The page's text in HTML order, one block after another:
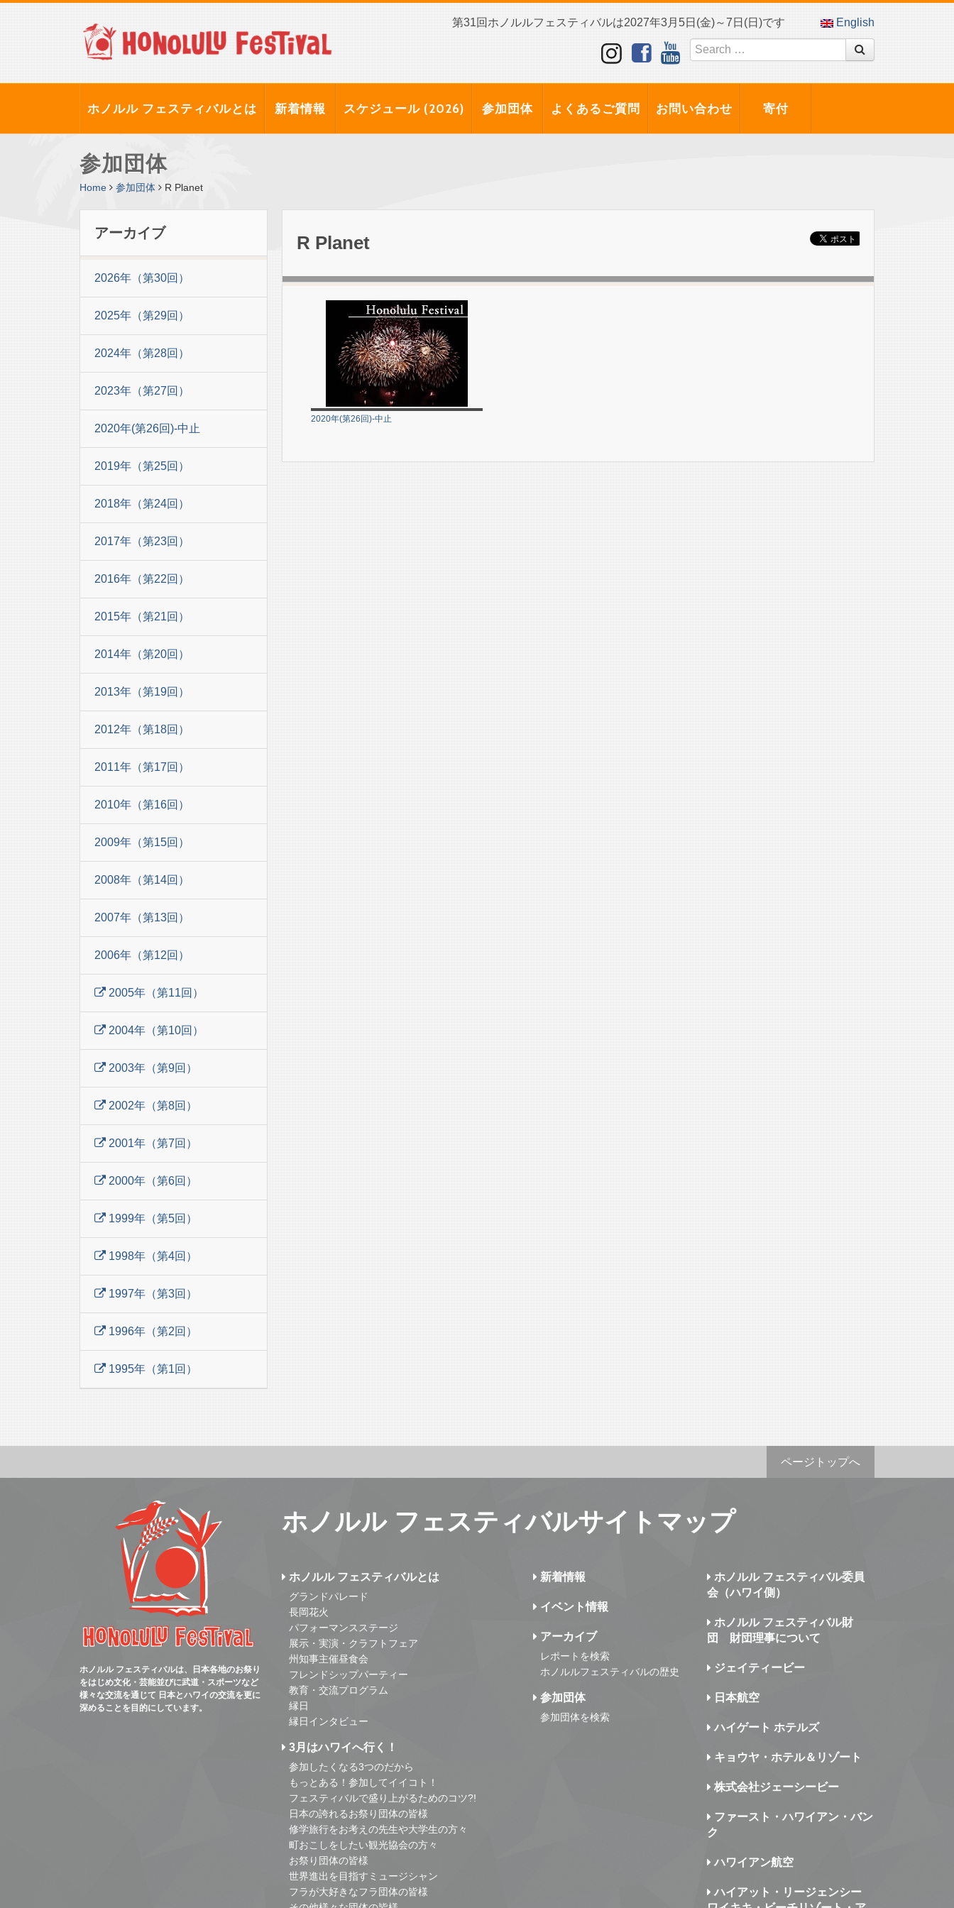
第31回ホノルルフェスティバルは2027年3月5日(金)～7日(日)です English
ホノルル フェスティバルとは 新着情報 スケジュール (2026) 参加団体 よくあるご質問 お問い合わせ 寄付
参加団体
Home 参加団体 R Planet
アーカイブ
2026年（第30回）
2025年（第29回）
2024年（第28回）
2023年（第27回）
2020年(第26回)-中止
2019年（第25回）
2018年（第24回）
2017年（第23回）
2016年（第22回）
2015年（第21回）
2014年（第20回）
2013年（第19回）
2012年（第18回）
2011年（第17回）
2010年（第16回）
2009年（第15回）
2008年（第14回）
2007年（第13回）
2006年（第12回）
2005年（第11回）
2004年（第10回）
2003年（第9回）
2002年（第8回）
2001年（第7回）
2000年（第6回）
1999年（第5回）
1998年（第4回）
1997年（第3回）
1996年（第2回）
1995年（第1回）
R Planet
2020年(第26回)-中止
ページトップへ
ホノルル フェスティバルは、日本各地のお祭り
をはじめ文化・芸能並びに武道・スポーツなど
様々な交流を通じて 日本とハワイの交流を更に
深めることを目的にしています。
ホノルル フェスティバルサイトマップ
ホノルル フェスティバルとは
グランドパレード
長岡花火
パフォーマンスステージ
展示・実演・クラフトフェア
州知事主催昼食会
フレンドシップパーティー
教育・交流プログラム
縁日
縁日インタビュー
3月はハワイへ行く！
参加したくなる3つのだから
もっとある！参加してイイコト！
フェスティバルで盛り上がるためのコツ?!
日本の誇れるお祭り団体の皆様
修学旅行をお考えの先生や大学生の方々
町おこしをしたい観光協会の方々
お祭り団体の皆様
世界進出を目指すミュージシャン
フラが大好きなフラ団体の皆様
新着情報
イベント情報
アーカイブ
レポートを検索
ホノルルフェスティバルの歴史
参加団体
参加団体を検索
ホノルル フェスティバル委員
会（ハワイ側）
ホノルル フェスティバル財
団 財団理事について
ジェイティービー
日本航空
ハイゲート ホテルズ
キョウヤ・ホテル＆リゾート
株式会社ジェーシービー
ファースト・ハワイアン・バン
ク
ハワイアン航空
ハイアット・リージェンシー